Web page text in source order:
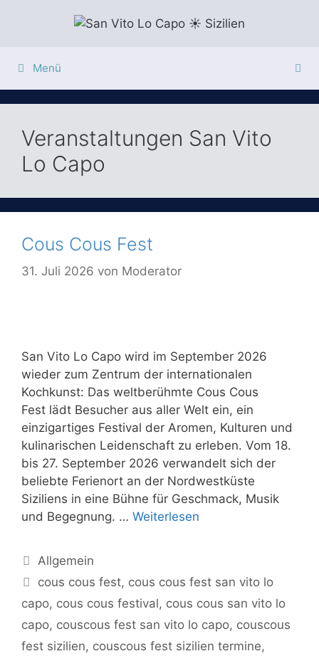
Menü
Veranstaltungen San Vito
Lo Capo
Cous Cous Fest
31. Juli 2026 von Moderator
San Vito Lo Capo wird im September 2026
wieder zum Zentrum der internationalen
Kochkunst: Das weltberühmte Cous Cous
Fest lädt Besucher aus aller Welt ein, ein
einzigartiges Festival der Aromen, Kulturen und
kulinarischen Leidenschaft zu erleben. Vom 18.
bis 27. September 2026 verwandelt sich der
beliebte Ferienort an der Nordwestküste
Siziliens in eine Bühne für Geschmack, Musik
und Begegnung. … Weiterlesen
Kategorien
Allgemein
Schlagwörter
cous cous fest, cous cous fest san vito lo
capo, cous cous festival, cous cous san vito lo
capo, couscous fest san vito lo capo, couscous
fest sizilien, couscous fest sizilien termine,